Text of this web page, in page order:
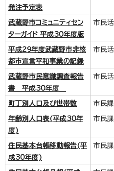
発注予定表
武蔵野市コミュニティセン
ターガイド 平成30年度版
市民
平成29年度武蔵野市非核
都市宣言平和事業の記録
市民
武蔵野市民意識調査報告
書 平成30年度
市民
町丁別人口及び世帯数 市民課
年齢別人口表(平成30年
度)
市民課
住民基本台帳移動報告(平
成30年度)
市民課